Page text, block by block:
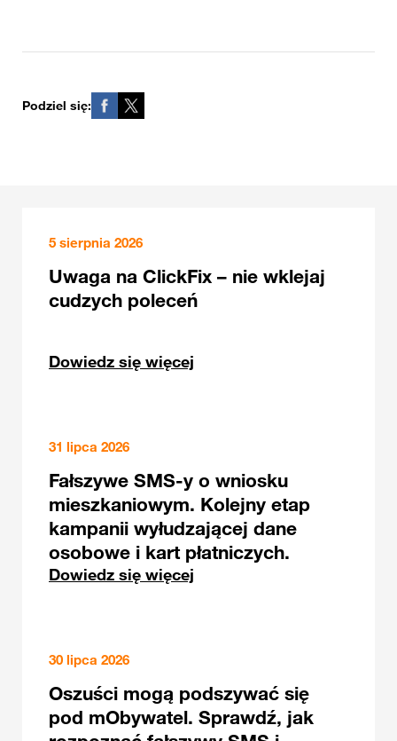
Podziel się:
5 sierpnia 2026
Uwaga na ClickFix – nie wklejaj
cudzych poleceń
Dowiedz się więcej
31 lipca 2026
Fałszywe SMS-y o wniosku
mieszkaniowym. Kolejny etap
kampanii wyłudzającej dane
osobowe i kart płatniczych.
Dowiedz się więcej
30 lipca 2026
Oszuści mogą podszywać się
pod mObywatel. Sprawdź, jak